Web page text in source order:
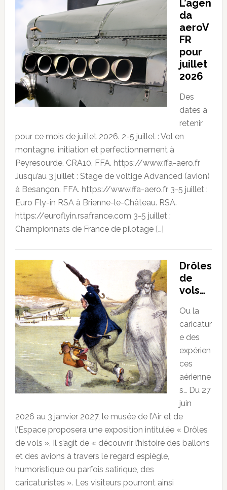
L’agen
da
aeroV
FR
pour
juillet
2026
Des
dates à
retenir
pour ce mois de juillet 2026. 2-5 juillet : Vol en
montagne, initiation et perfectionnement à
Peyresourde. CRA10. FFA. https://www.ffa-aero.fr
Jusqu’au 3 juillet : Stage de voltige Advanced (avion)
à Besançon. FFA. https://www.ffa-aero.fr 3-5 juillet :
Euro Fly-in RSA à Brienne-le-Château. RSA.
https://euroflyin.rsafrance.com 3-5 juillet :
Championnats de France de pilotage […]
Drôles
de
vols…
Ou la
caricatur
e des
expérien
ces
aérienne
s… Du 27
juin
2026 au 3 janvier 2027, le musée de l’Air et de
l’Espace proposera une exposition intitulée « Drôles
de vols ». Il s’agit de « découvrir l’histoire des ballons
et des avions à travers le regard espiègle,
humoristique ou parfois satirique, des
caricaturistes ». Les visiteurs pourront ainsi